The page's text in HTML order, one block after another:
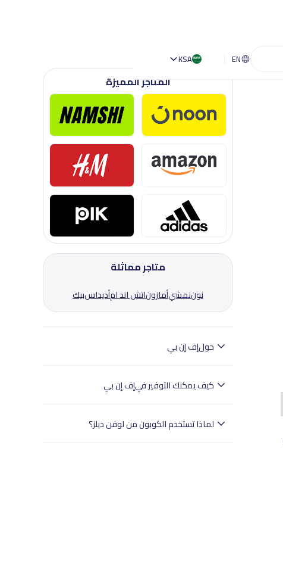
EN
KSA
المتاجر المميزة
متاجر مماثلة
نوننمشيأمازوناتش اند امأديداسبيك
حولإف إن بي
متنوعة، من الزهور، والكيك، والهدايا الشخصية.
كيف يمكنك التوفير فيإف إن بي
والكعك بأسعار معقولة.تساعدك لوفن ديلز في العثور
على رموز قسائم إف إن بي لمدن الرياض وجدة
لماذا تستخدم الكوبون من لوفن ديلز؟